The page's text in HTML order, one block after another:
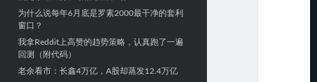
为什么说每年6月底是罗素2000最干净的套利
窗口？
我拿Reddit上高赞的趋势策略，认真跑了一遍
回测（附代码）
老余看市：长鑫4万亿，A股却蒸发12.4万亿